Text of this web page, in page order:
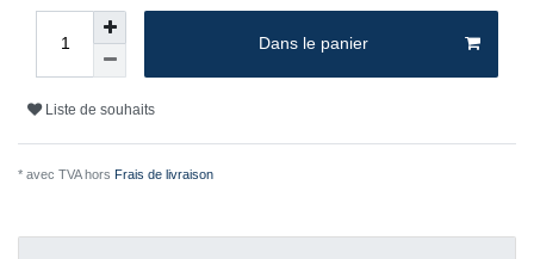
Dans le panier
Liste de souhaits
* avec TVA hors Frais de livraison